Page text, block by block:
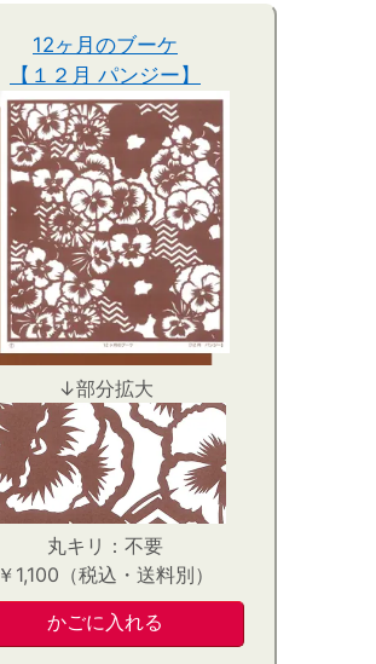
12ヶ月のブーケ
【１２月 パンジー】
↓部分拡大
丸キリ：不要
￥1,100（税込・送料別）